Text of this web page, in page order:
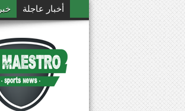
أخبار عاجلة